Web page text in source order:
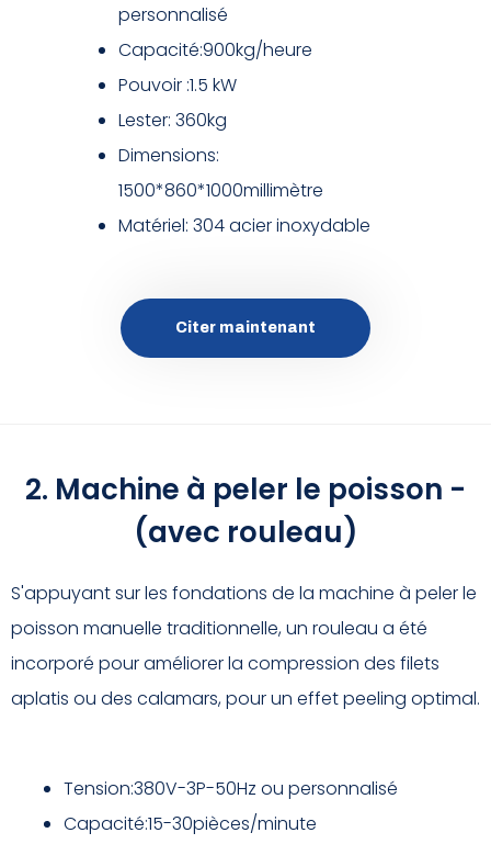
personnalisé
Capacité:900kg/heure
Pouvoir :1.5 kW
Lester: 360kg
Dimensions:
1500*860*1000millimètre
Matériel: 304 acier inoxydable
Citer maintenant
2. Machine à peler le poisson -
(avec rouleau)
S'appuyant sur les fondations de la machine à peler le
poisson manuelle traditionnelle, un rouleau a été
incorporé pour améliorer la compression des filets
aplatis ou des calamars, pour un effet peeling optimal.
Tension:380V-3P-50Hz ou personnalisé
Capacité:15-30pièces/minute